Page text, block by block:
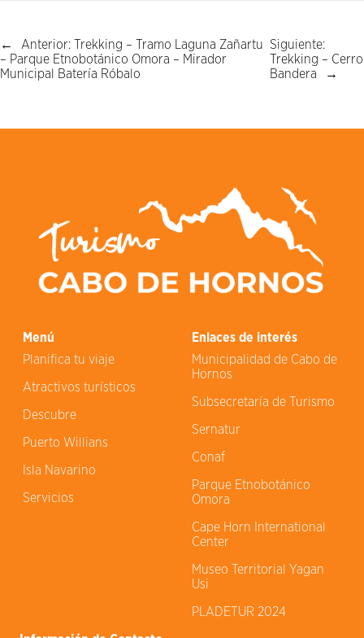
← Anterior:
Trekking – Tramo Laguna Zañartu
– Parque Etnobotánico Omora – Mirador
Municipal Batería Róbalo
Siguiente:
Trekking – Cerro
Bandera
→
Menú
Planifica tu viaje
Atractivos turísticos
Descubre
Puerto Willians
Isla Navarino
Servicios
Enlaces de interés
Municipalidad de Cabo de
Hornos
Subsecretaría de Turismo
Sernatur
Conaf
Parque Etnobotánico
Omora
Cape Horn International
Center
Museo Territorial Yagan
Usi
PLADETUR 2024